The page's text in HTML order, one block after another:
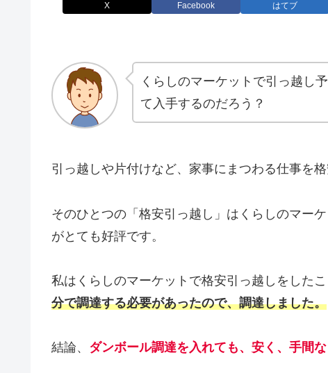
X Facebook はてブ
くらしのマーケットで引っ越し
て入手するのだろう？
引っ越しや片付けなど、家事にまつわる仕事を
そのひとつの「格安引っ越し」はくらしのマー
がとても好評です。
私はくらしのマーケットで格安引っ越しをした
分で調達する必要があったので、調達しました。
結論、 ダンボール調達を入れても、安く、手間